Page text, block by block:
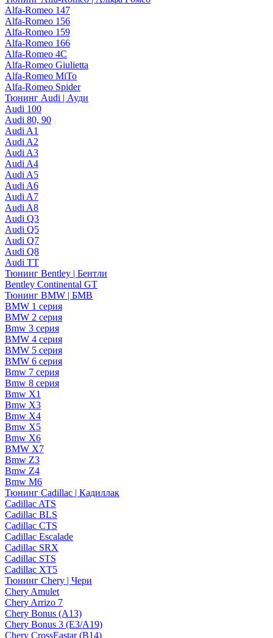
Alfa-Romeo 147
Alfa-Romeo 156
Alfa-Romeo 159
Alfa-Romeo 166
Alfa-Romeo 4C
Alfa-Romeo Giulietta
Alfa-Romeo MiTo
Alfa-Romeo Spider
Тюнинг Audi | Ауди
Audi 100
Audi 80, 90
Audi A1
Audi A2
Audi A3
Audi A4
Audi A5
Audi A6
Audi A7
Audi A8
Audi Q3
Audi Q5
Audi Q7
Audi Q8
Audi TT
Тюнинг Bentley | Бентли
Bentley Continental GT
Тюнинг BMW | БМВ
BMW 1 серия
BMW 2 серия
Bmw 3 серия
BMW 4 серия
BMW 5 серия
BMW 6 серия
Bmw 7 серия
Bmw 8 серия
Bmw X1
Bmw X3
Bmw X4
Bmw X5
Bmw X6
BMW X7
Bmw Z3
Bmw Z4
Bmw М6
Тюнинг Cadillac | Кадиллак
Cadillac ATS
Cadillac BLS
Cadillac CTS
Cadillac Escalade
Cadillac SRX
Cadillac STS
Cadillac XT5
Тюнинг Chery | Чери
Chery Amulet
Chery Arrizo 7
Chery Bonus (A13)
Chery Bonus 3 (E3/A19)
Chery CrossEastar (B14)